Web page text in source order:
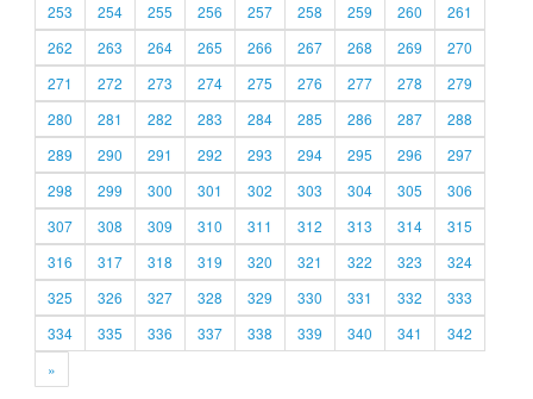
253
254 255 256 257 258 259 260
261
262
263 264 265 266 267 268 269
270
271
272 273 274 275 276 277 278
279
280
281 282 283 284 285 286 287
288
289
290 291 292 293 294 295 296
297
298
299 300 301 302 303 304 305
306
307
308 309 310 311 312 313 314
315
316
317 318 319 320 321 322 323
324
325
326 327 328 329 330 331 332
333
334
335 336 337 338 339 340 341
342
»